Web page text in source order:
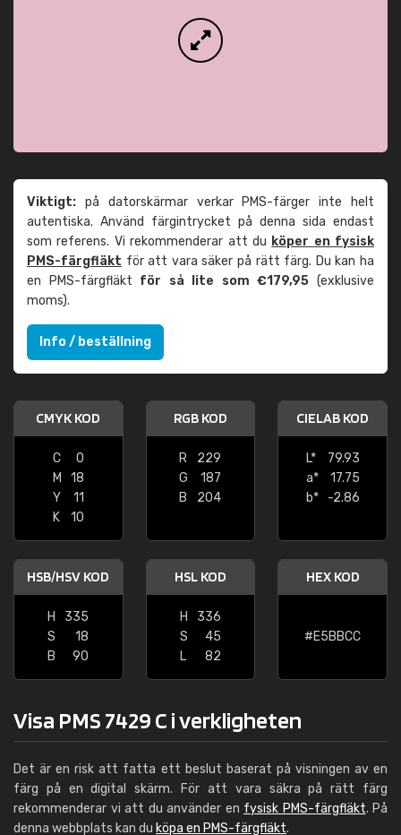
Viktigt: på datorskärmar verkar PMS-färger inte helt
autentiska. Använd färgintrycket på denna sida endast
som referens. Vi rekommenderar att du köper en fysisk
PMS-färgfläkt för att vara säker på rätt färg. Du kan ha
en PMS-färgfläkt för så lite som €179,95 (exklusive
moms).
Info / beställning
CMYK KOD
C
0
M
18
Y
11
K
10
RGB KOD
R
229
G
187
B
204
CIELAB KOD
L*
79.93
a*
17.75
b*
-2.86
HSB/HSV KOD
H
335
S
18
B
90
HSL KOD
H
336
S
45
L
82
HEX KOD
#E5BBCC
Visa PMS 7429 C i verkligheten
Det är en risk att fatta ett beslut baserat på visningen av en
färg på en digital skärm. För att vara säkra på rätt färg
rekommenderar vi att du använder en fysisk PMS-färgfläkt. På
denna webbplats kan du köpa en PMS-färgfläkt.